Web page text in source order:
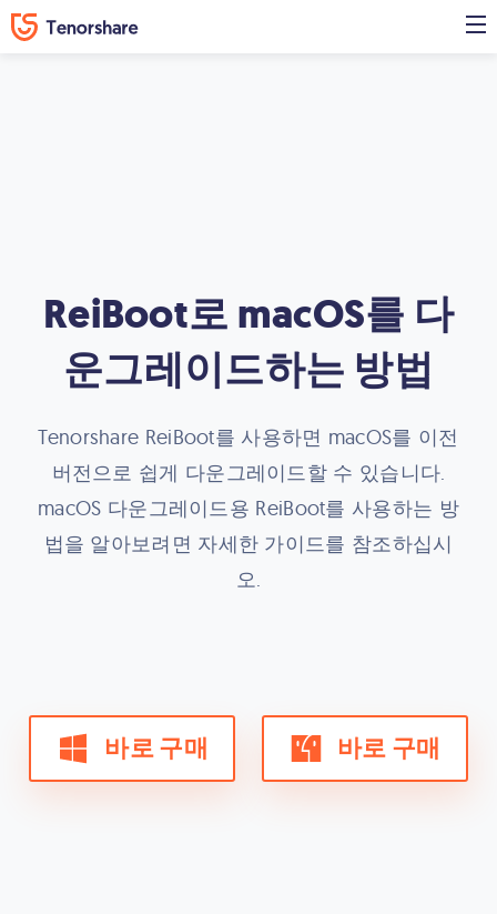
ReiBoot로 macOS를 다
운그레이드하는 방법
Tenorshare ReiBoot를 사용하면 macOS를 이전
버전으로 쉽게 다운그레이드할 수 있습니다.
macOS 다운그레이드용 ReiBoot를 사용하는 방
법을 알아보려면 자세한 가이드를 참조하십시
오.
바로 구매 바로 구매